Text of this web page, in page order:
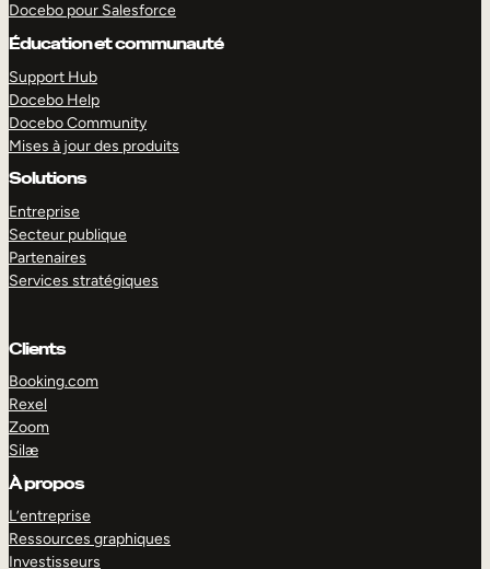
Docebo pour Salesforce
Éducation et communauté
Support Hub
Docebo Help
Docebo Community
Mises à jour des produits
Solutions
Entreprise
Secteur publique
Partenaires
Services stratégiques
Clients
Booking.com
Rexel
Zoom
Silæ
À propos
L’entreprise
Ressources graphiques
Investisseurs